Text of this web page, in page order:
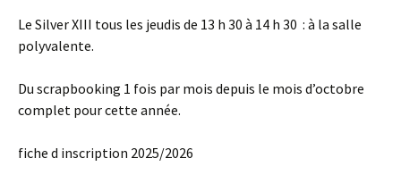
Le Silver XIII tous les jeudis de 13 h 30 à 14 h 30 : à la salle
polyvalente.
Du scrapbooking 1 fois par mois depuis le mois d’octobre
complet pour cette année.
fiche d inscription 2025/2026